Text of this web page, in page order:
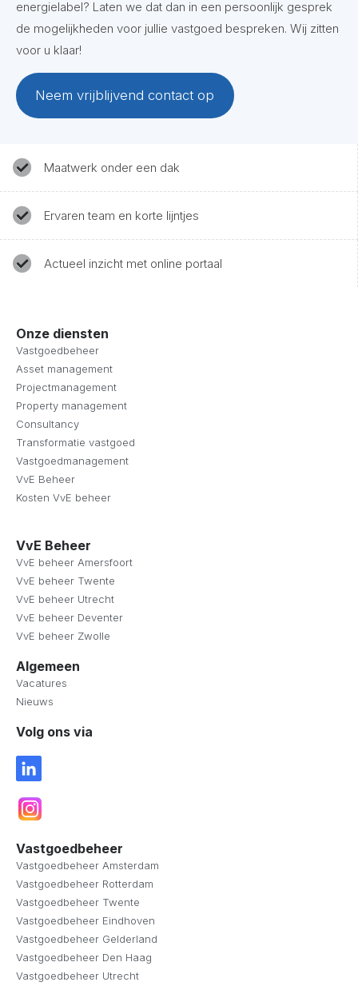
energielabel? Laten we dat dan in een persoonlijk gesprek
de mogelijkheden voor jullie vastgoed bespreken. Wij zitten
voor u klaar!
Neem vrijblijvend contact op
Maatwerk onder een dak
Ervaren team en korte lijntjes
Actueel inzicht met online portaal
Onze diensten
Vastgoedbeheer
Asset management
Projectmanagement
Property management
Consultancy
Transformatie vastgoed
Vastgoedmanagement
VvE Beheer
Kosten VvE beheer
VvE Beheer
VvE beheer Amersfoort
VvE beheer Twente
VvE beheer Utrecht
VvE beheer Deventer
VvE beheer Zwolle
Algemeen
Vacatures
Nieuws
Volg ons via
Vastgoedbeheer
Vastgoedbeheer Amsterdam
Vastgoedbeheer Rotterdam
Vastgoedbeheer Twente
Vastgoedbeheer Eindhoven
Vastgoedbeheer Gelderland
Vastgoedbeheer Den Haag
Vastgoedbeheer Utrecht